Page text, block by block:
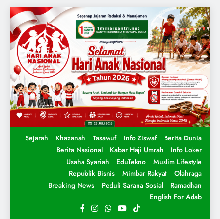
Sejarah Khazanah Tasawuf Info Ziswaf
Berita Dunia
Berita Nasional
Kabar Haji Umrah
Info Loker
Usaha Syariah
EduTekno
Muslim Lifestyle
Republik Bisnis
Mimbar Rakyat
Olahraga
Breaking News
Peduli Sarana Sosial
Ramadhan
English For Adab